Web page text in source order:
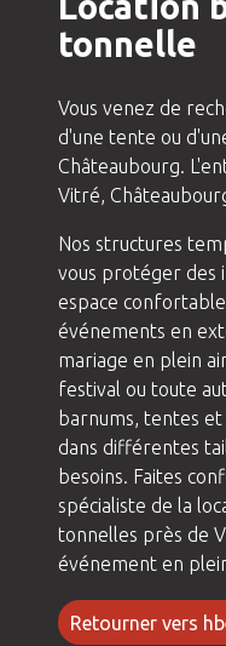
tonnelle
Vous venez de
d'une tente ou
Châteaubourg.
Vitré,
Nos structures
vous protéger des
espace
événements en
mariage en plein
festival ou toute
barnums, tentes
dans différentes
besoins. Faites
spécialiste de la
tonnelles près de
événement en
Retourner vers